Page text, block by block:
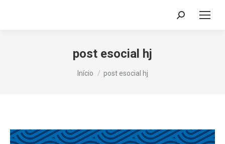
Search:
post esocial hj
Você está aqui:
Início post esocial hj